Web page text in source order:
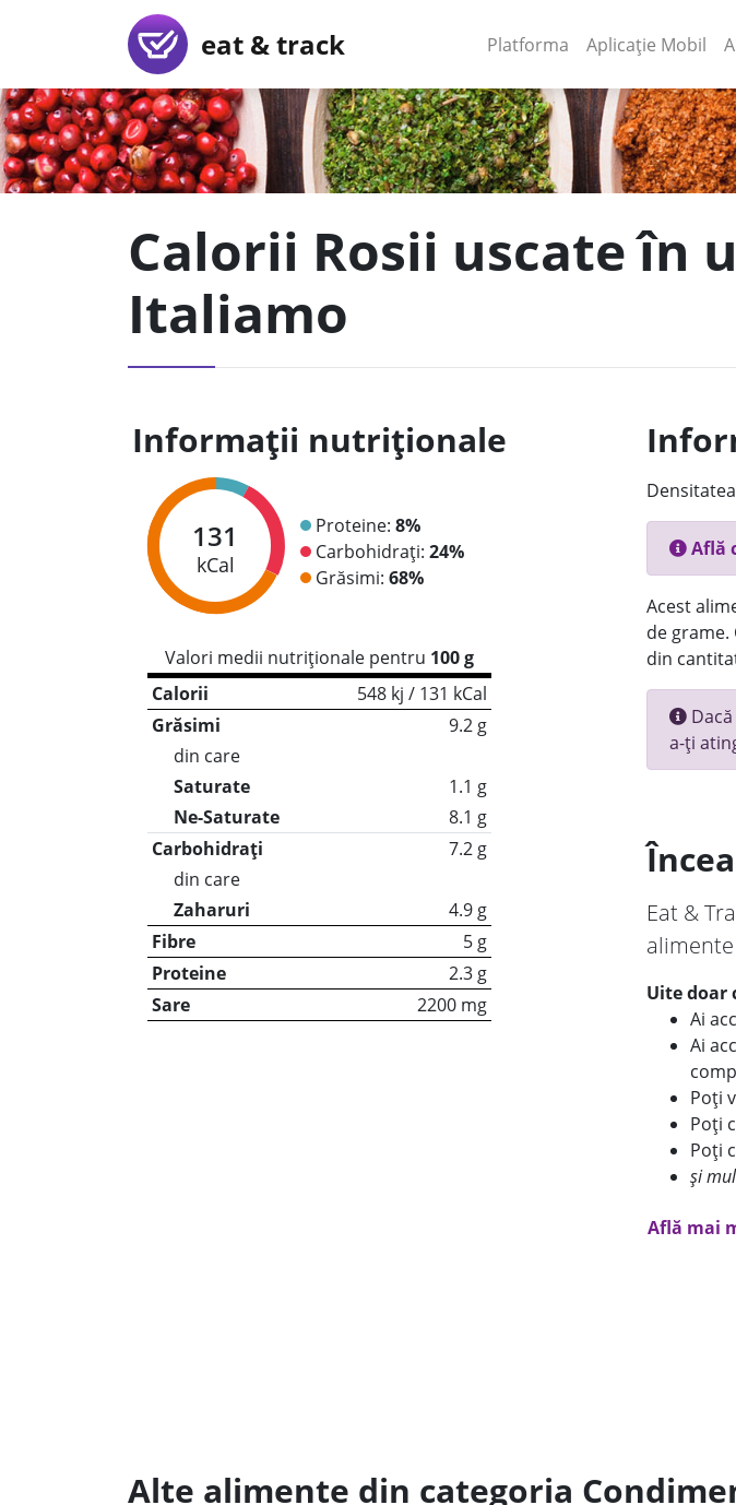
eat & track Platforma (current)
Aplicație Mobil
Calorii Rosii uscate în
Italiamo
Informații nutriționale
131
kCal
Proteine: 8%
Carbohidrați: 24%
Grăsimi: 68%
Valori medii nutriționale pentru 100 g
Calorii
548 kj / 131 kCal
Grăsimi
9.2 g
din care
Saturate
1.1 g
Ne-Saturate
8.1 g
Carbohidrați
7.2 g
din care
Zaharuri
4.9 g
Fibre
5 g
Proteine
2.3 g
Sare
2200 mg
Află
Acest
de
din
a-ți
Eat &
Uite doar
Ai
Ai
Poți
Poți
Poți
și
Află mai
Alte alimente din categoria